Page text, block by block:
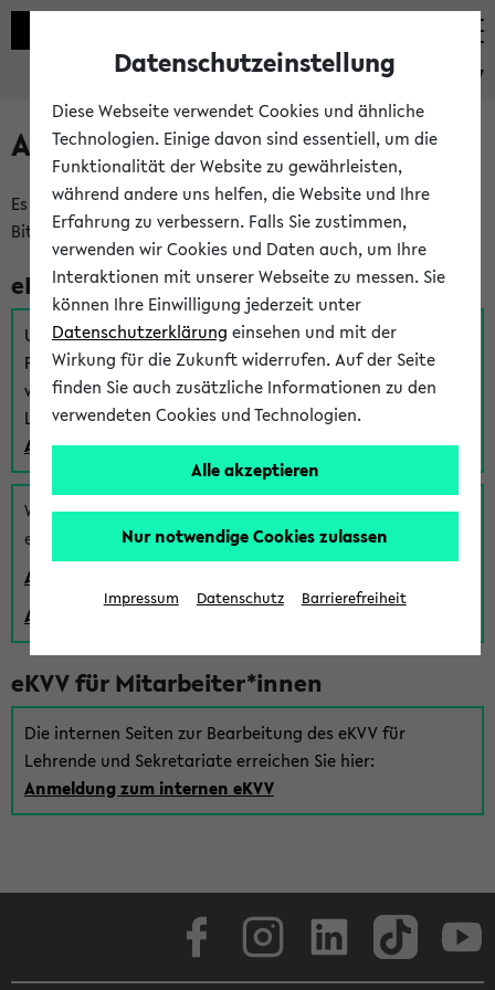
eKVV
Anmeldung am eKVV
Es gibt mehrere Möglichkeiten zur Anmeldung am eKVV.
Bitte wählen Sie die für Sie richtige aus:
eKVV für Studierende
Um sich einen Stundenplan zu erstellen und alle weiteren
Funktionen des eKVVs für Studierende zu nutzen,
verwenden Sie diesen Link zur Anmeldung über Ihr Uni
Login:
Anmeldung zum eKVV der Studierenden
Wenn Sie (noch) kein Uni Login haben, können Sie das
eKVV auch über einen Gastzugang verwenden:
Anmeldung über einen vorhandenen Gastzugang
Anlegen eines neuen Gastzugangs
eKVV für Mitarbeiter*innen
Die internen Seiten zur Bearbeitung des eKVV für
Lehrende und Sekretariate erreichen Sie hier:
Anmeldung zum internen eKVV
Datenschutzeinstellung
Diese Webseite verwendet Cookies und ähnliche
Technologien. Einige davon sind essentiell, um die
Funktionalität der Website zu gewährleisten,
während andere uns helfen, die Website und Ihre
Erfahrung zu verbessern. Falls Sie zustimmen,
verwenden wir Cookies und Daten auch, um Ihre
Interaktionen mit unserer Webseite zu messen. Sie
können Ihre Einwilligung jederzeit unter
Datenschutzerklärung einsehen und mit der
Wirkung für die Zukunft widerrufen. Auf der Seite
finden Sie auch zusätzliche Informationen zu den
verwendeten Cookies und Technologien.
Alle akzeptieren
Nur notwendige Cookies zulassen
Impressum Datenschutz Barrierefreiheit